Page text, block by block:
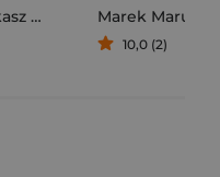
Marek
10,0 (2)